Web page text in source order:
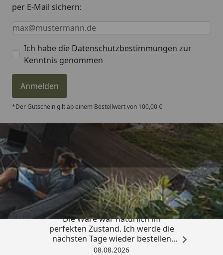
per E-Mail sichern:
Keine Eingabe erforderlich
Eingabe erforderlich
E-Mail *
Ich habe die Datenschutzbestimmungen zur
Kenntnis genommen
Anmelden
*Der Gutschein gilt ab einem Bestellwert von 100,00 €
Trusted Shops
4,81/ 5
„Hervorragend schnelle Lieferung.
Die Ware war natürlich im
perfekten Zustand. Ich werde die
nächsten Tage wieder bestellen
Grüße an die Belegschaft gute
08.08.2026